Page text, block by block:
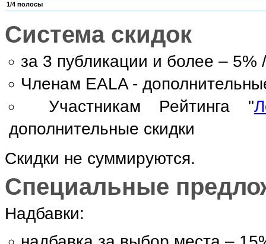
1/4 полосы
Система скидок
за 3 публикации и более – 5%
Членам EALA -
Участникам Рейтинга "
дополнительные скидки
Скидки не суммируются.
Специальные
Надбавки: